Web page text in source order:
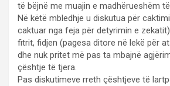
të bëjnë me muajin e madhërueshëm
Në këtë mbledhje u diskutua për
caktuar nga feja për detyrimin e
fitrit, fidjen (pagesa ditore në lekë për
dhe nuk pritet më pas ta mbajnë
çështje të tjera.
Pas diskutimeve rreth çështjeve të